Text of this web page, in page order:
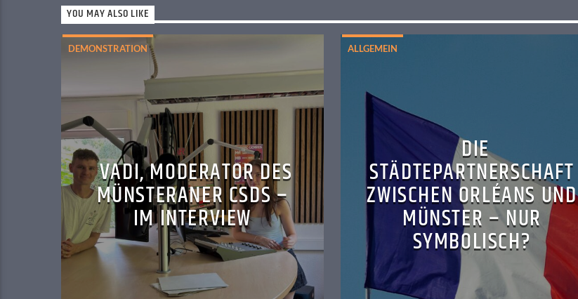
YOU MAY ALSO LIKE
DEMONSTRATION
VADI, MODERATOR DES
MÜNSTERANER CSDS –
IM INTERVIEW
ALLGEMEIN
DIE
STÄDTEPARTNERSCHAFT
ZWISCHEN ORLÉANS UND
MÜNSTER – NUR
SYMBOLISCH?